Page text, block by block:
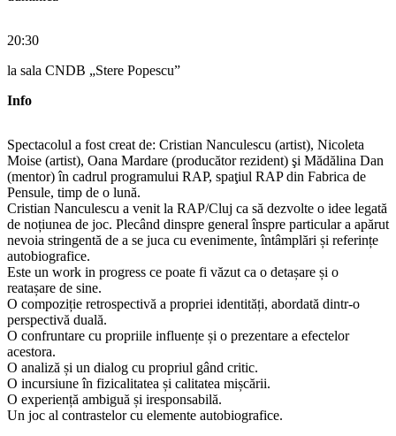
20:30
la sala CNDB „Stere Popescu”
Info
Spectacolul a fost creat de: Cristian Nanculescu (artist), Nicoleta
Moise (artist), Oana Mardare (producător rezident) şi Mădălina Dan
(mentor) în cadrul programului RAP, spaţiul RAP din Fabrica de
Pensule, timp de o lună.
Cristian Nanculescu a venit la RAP/Cluj ca să dezvolte o idee legată
de noțiunea de joc. Plecând dinspre general înspre particular a apărut
nevoia stringentă de a se juca cu evenimente, întâmplări și referințe
autobiografice.
Este un work in progress ce poate fi văzut ca o detașare și o
reatașare de sine.
O compoziție retrospectivă a propriei identități, abordată dintr-o
perspectivă duală.
O confruntare cu propriile influențe și o prezentare a efectelor
acestora.
O analiză și un dialog cu propriul gând critic.
O incursiune în fizicalitatea și calitatea mișcării.
O experiență ambiguă și iresponsabilă.
Un joc al contrastelor cu elemente autobiografice.